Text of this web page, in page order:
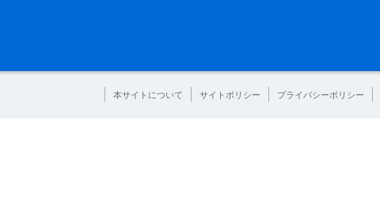
本サイトについて サイトポリシー プライバシーポリシー